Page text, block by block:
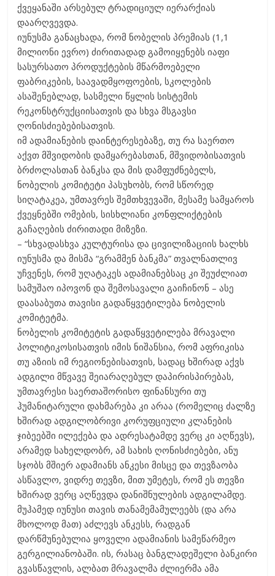
ქვეყანაში არსებულ ტრადიციულ იერარქიას
დაარღვევდა.
იუნუსმა განაცხადა, რომ ნობელის პრემიას (1,1
მილიონი ევრო) ძირითადად გამოიყენებს იაფი
სასურსათო პროდუქტების მწარმოებელი
ფაბრიკების, საავადმყოფოების, სკოლების
ასაშენებლად, სასმელი წყლის სისტემის
რეკონსტრუქციისათვის და სხვა მსგავსი
ღონისძიებებისათვის.
იმ ადამიანების დაინტერესებაზე, თუ რა საერთო
აქვთ მშვიდობის დამყარებასთან, მშვიდობისათვის
ბრძოლასთან ბანკსა და მის დამფუძნებელს,
ნობელის კომიტეტი პასუხობს, რომ სწორედ
სიღატაკეა, უმთავრეს შემთხვევაში, მესამე სამყაროს
ქვეყნებში ომების, სისხლიანი კონფლიქტების
გაჩაღების ძირითადი მიზეზი.
– “სხვადასხვა კულტურისა და ცივილიზაციის ხალხს
იუნუსმა და მისმა “გრამმენ ბანკმა” თვალნათლივ
უჩვენეს, რომ უღატაკეს ადამიანებსაც კი შეუძლიათ
სამუშაო იპოვონ და შემოსავალი გაიჩინონ – ასე
დაასაბუთა თავისი გადაწყვეტილება ნობელის
კომიტეტმა.
ნობელის კომიტეტის გადაწყვეტილება მრავალი
პოლიტიკოსისათვის იმის ნიშანსია, რომ აფრიკისა
თუ აზიის იმ რეგიონებისათვის, სადაც ხშირად აქვს
ადგილი მწვავე შეიარაღებულ დაპირისპირებას,
უმთავრესი საერთაშორისო ფინანსური თუ
ჰუმანიტარული დახმარება კი არაა (რომელიც ძალზე
ხშირად ადგილობრივი კორუფციული კლანების
ჯიბეებში ილექება და ადრესატამდე ვერც კი აღწევს),
არამედ სახელდობრ, ამ სახის ღონისძიებები, ანუ
სჯობს მშიერ ადამიანს ანკესი მისცე და თევზაობა
ასწავლო, ვიდრე თევზი, მით უმეტეს, რომ ეს თევზი
ხშირად ვერც აღწევდა დანიშნულების ადგილამდე.
მუჰამედ იუნუსი თავის თანამემამულეებს (და არა
მხოლოდ მათ) აძლევს ანკესს, რადგან
დარწმუნებულია ყოველი ადამიანის სამეწარმეო
გერგილიანობაში. ის, რასაც ბანგლადეშელი ბანკირი
გვასწავლის, ალბათ მრავალმა ძლიერმა ამა